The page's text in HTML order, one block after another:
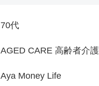
70代
AGED CARE 高齢者介護
Aya Money Life